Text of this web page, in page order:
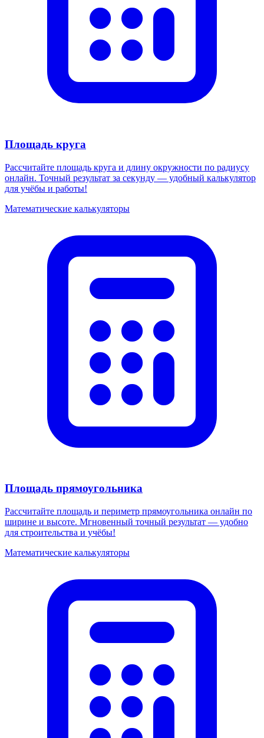
Площадь круга
Рассчитайте площадь круга и длину окружности по радиусу
онлайн. Точный результат за секунду — удобный калькулятор
для учёбы и работы!
Математические калькуляторы
Площадь прямоугольника
Рассчитайте площадь и периметр прямоугольника онлайн по
ширине и высоте. Мгновенный точный результат — удобно
для строительства и учёбы!
Математические калькуляторы